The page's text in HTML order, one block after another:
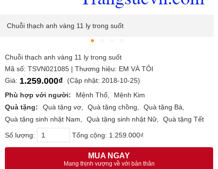
Chuỗi thạch anh vàng 11 ly trong suốt
Chuỗi thạch anh vàng 11 ly trong suốt
Mã số: TSVN021085 | Thương hiệu: EM VÀ TÔI
Giá: 1.259.000₫
(Cập nhật: 2018-10-25)
Phù hợp với người:
Mệnh Thổ
Mệnh Kim
Quà tặng:
Quà tặng vợ Quà tặng chồng
Quà tặng Bà
Quà tặng sinh nhật Nam
Quà tặng sinh nhật Nữ Quà tặng Tết
Số lượng: Tổng cộng: 1.259.000₫
MUA NGAY
Mang thịnh vượng về với bản thân